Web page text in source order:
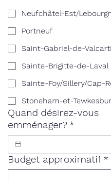
Neufchâtel-Est/
Portneuf
Saint-Gabriel-de-
Sainte-Brigitte-de-Laval
Sainte-Foy/Sillery/Cap-
Stoneham-et-
Quand désirez-vous
emménager? *
Budget approximatif *